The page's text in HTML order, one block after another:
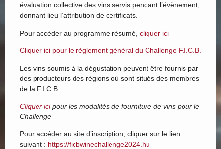
évaluation collective des vins servis pendant l’évènement,
donnant lieu l’attribution de certificats.
Pour accéder au programme résumé, cliquer ici
Cliquer ici pour le règlement général du Challenge F.I.C.B.
Les vins soumis à la dégustation peuvent être fournis par
des producteurs des régions où sont situés des membres
de la F.I.C.B.
Cliquer icipour les modalités de fourniture de vins pour le
Challenge
Pour accéder au site d’inscription, cliquer sur le lien
suivant : https://ficbwinechallenge2024.hu